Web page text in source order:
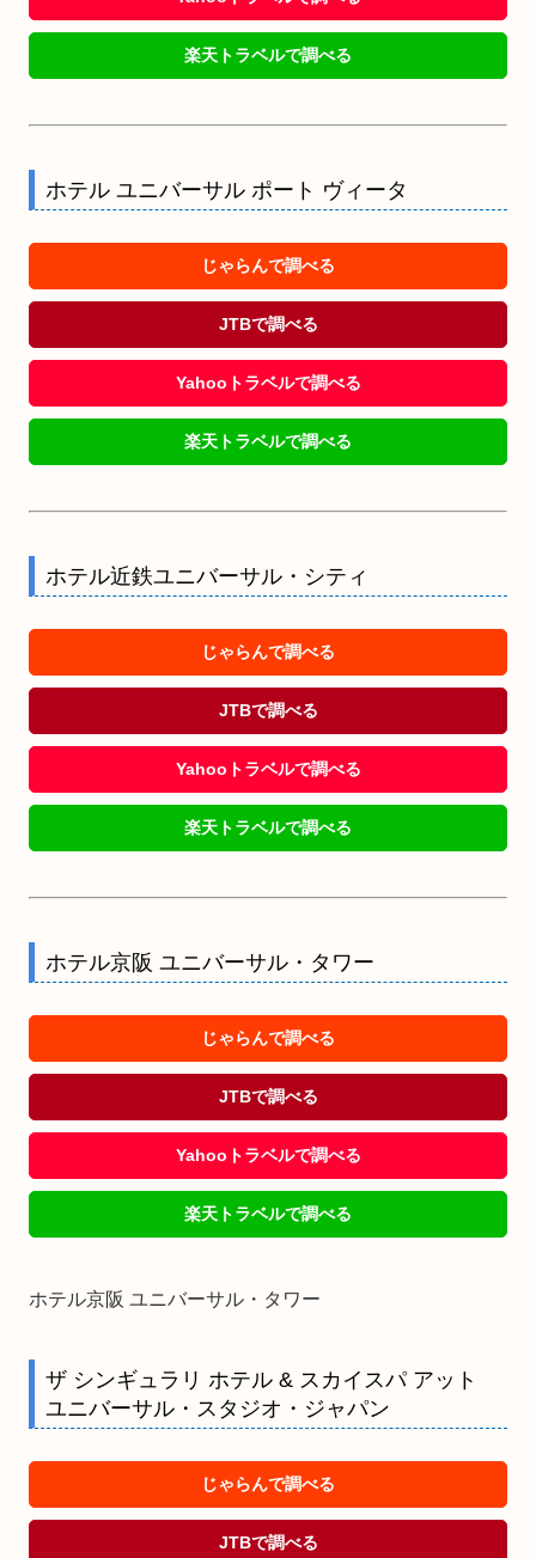
楽天トラベルで調べる
ホテル ユニバーサル ポート ヴィータ
じゃらんで調べる
JTBで調べる
Yahooトラベルで調べる
楽天トラベルで調べる
ホテル近鉄ユニバーサル・シティ
じゃらんで調べる
JTBで調べる
Yahooトラベルで調べる
楽天トラベルで調べる
ホテル京阪 ユニバーサル・タワー
じゃらんで調べる
JTBで調べる
Yahooトラベルで調べる
楽天トラベルで調べる
ホテル京阪 ユニバーサル・タワー
ザ シンギュラリ ホテル & スカイスパ アット
ユニバーサル・スタジオ・ジャパン
じゃらんで調べる
JTBで調べる